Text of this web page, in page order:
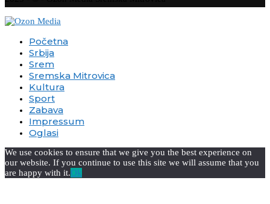
Početna
Srbija
Srem
Sremska Mitrovica
Kultura
Sport
Zabava
Impressum
Oglasi
We use cookies to ensure that we give you the best experience on
our website. If you continue to use this site we will assume that you
are happy with it.Ok